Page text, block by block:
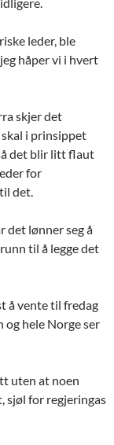
leder, ble
håper vi i hvert
skjer det
i prinsippet
det blir litt flaut
for
det.
det lønner seg å
til å legge det
å vente til fredag
og hele Norge ser
uten at noen
sjøl for regjeringas